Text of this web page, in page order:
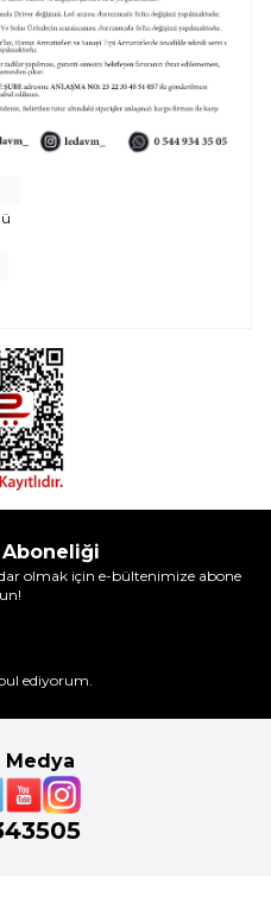
olmak için e-bültenimize abone
ediyorum.
Medya